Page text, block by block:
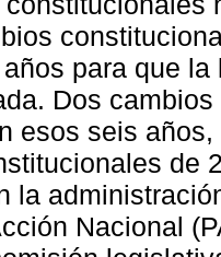
para que
Dos
esos seis
de
la
Nacional